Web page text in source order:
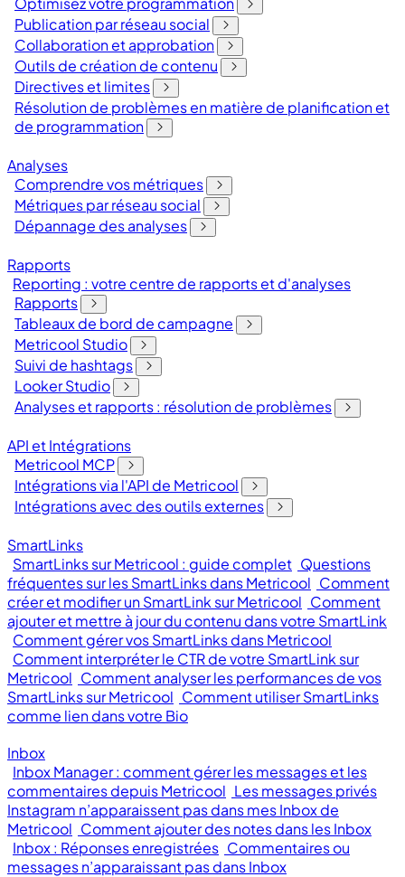
Publication par réseau social
Collaboration et approbation
Outils de création de contenu
Directives et limites
Résolution de problèmes en matière de planification et
de programmation
Analyses
Comprendre vos métriques
Métriques par réseau social
Dépannage des analyses
Rapports
Reporting : votre centre de rapports et d'analyses
Rapports
Tableaux de bord de campagne
Metricool Studio
Suivi de hashtags
Looker Studio
Analyses et rapports : résolution de problèmes
API et Intégrations
Metricool MCP
Intégrations via l'API de Metricool
Intégrations avec des outils externes
SmartLinks
SmartLinks sur Metricool : guide complet Questions
fréquentes sur les SmartLinks dans Metricool Comment
créer et modifier un SmartLink sur Metricool Comment
ajouter et mettre à jour du contenu dans votre SmartLink
Comment gérer vos SmartLinks dans Metricool
Comment interpréter le CTR de votre SmartLink sur
Metricool Comment analyser les performances de vos
SmartLinks sur Metricool Comment utiliser SmartLinks
comme lien dans votre Bio
Inbox
Inbox Manager : comment gérer les messages et les
commentaires depuis Metricool Les messages privés
Instagram n’apparaissent pas dans mes Inbox de
Metricool Comment ajouter des notes dans les Inbox
Inbox : Réponses enregistrées Commentaires ou
messages n’apparaissant pas dans Inbox